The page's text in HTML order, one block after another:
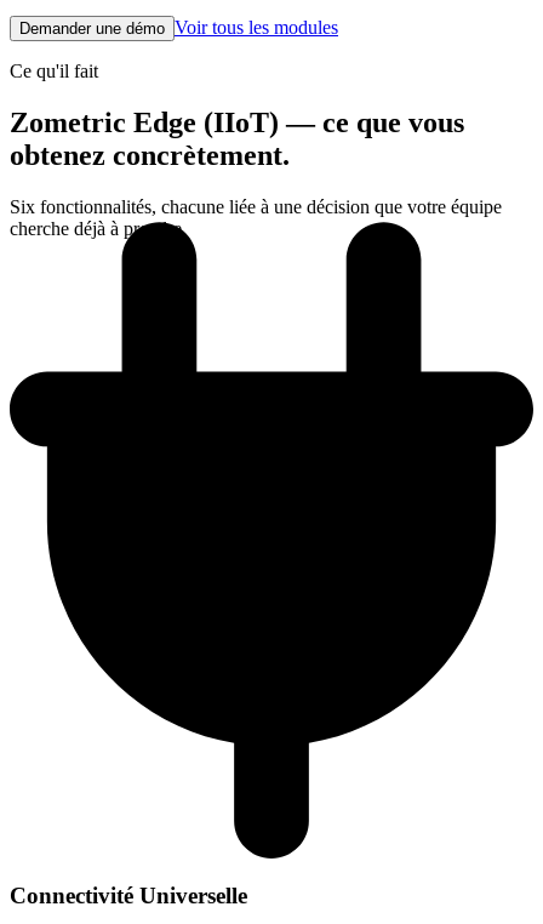
Demander une démo Voir tous les modules
Ce qu'il fait
Zometric Edge (IIoT) — ce que vous
obtenez concrètement.
Six fonctionnalités, chacune liée à une décision que votre équipe
cherche déjà à prendre.
Connectivité Universelle